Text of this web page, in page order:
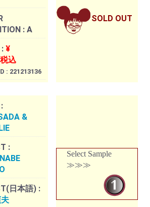
: A
: ¥
込
: 221213136
SOLD OUT
&
:
日本語) :
Select Sample
≫≫≫